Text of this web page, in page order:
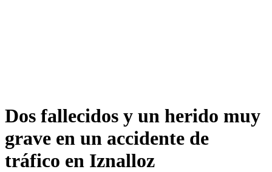
Dos fallecidos y un herido muy
grave en un accidente de
tráfico en Iznalloz